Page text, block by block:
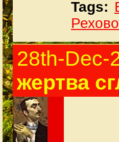
Tags:
28th-Dec-
жертва